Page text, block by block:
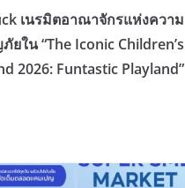
เนรมิตอาณาจักรแห่งความ
ยใน “The Iconic Children’s
2026: Funtastic Playland”